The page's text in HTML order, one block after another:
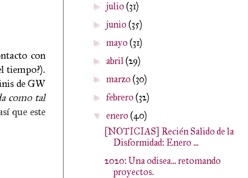
con
tiempo?).
de GW
como tal
que este
►julio(31)
►junio(35)
► mayo(31)
► abril(29)
► marzo(30)
►febrero(32)
▼enero(40)
[NOTICIAS] Recién Salido de la
Disformidad: Enero ...
2020: Una odisea... retomando
proyectos.